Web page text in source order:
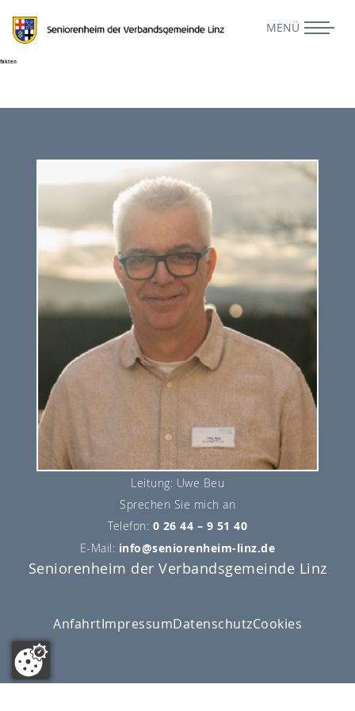
fakten
Leitung: Uwe Beu
Sprechen Sie mich an
Telefon: 0 26 44 – 9 51 40
E-Mail: info@seniorenheim-linz.de
Seniorenheim der Verbandsgemeinde Linz
AnfahrtImpressumDatenschutzCookies